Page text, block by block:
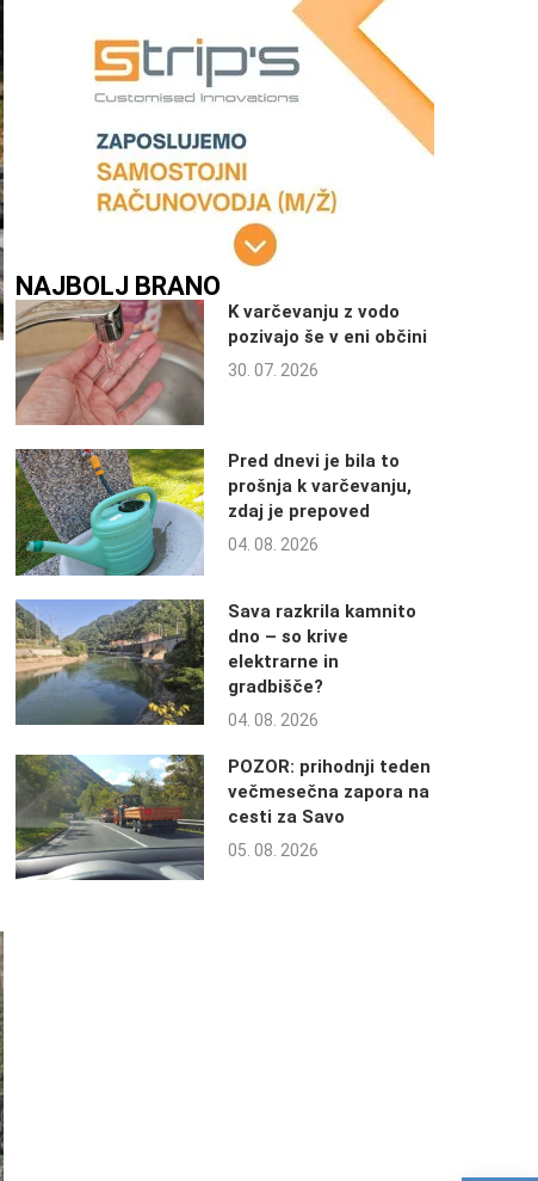
NAJBOLJ BRANO
K varčevanju z vodo
pozivajo še v eni občini
30. 07. 2026
Pred dnevi je bila to
prošnja k varčevanju,
zdaj je prepoved
04. 08. 2026
Sava razkrila kamnito
dno – so krive
elektrarne in
gradbišče?
04. 08. 2026
POZOR: prihodnji teden
večmesečna zapora na
cesti za Savo
05. 08. 2026